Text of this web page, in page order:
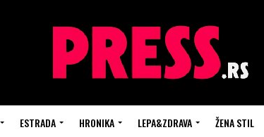
ESTRADA HRONIKA LEPA&ZDRAVA ŽENA STIL